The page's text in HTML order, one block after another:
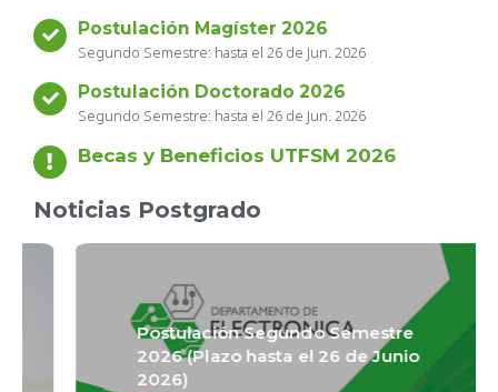
Postulación Magíster 2026
Segundo Semestre: hasta el 26 de Jun. 2026
Postulación Doctorado 2026
Segundo Semestre: hasta el 26 de Jun. 2026
Becas y Beneficios UTFSM 2026
Noticias Postgrado
Postulación Segundo Semestre
2026 (Plazo hasta el 26 de Junio
2026)